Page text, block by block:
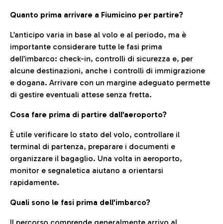
Quanto prima arrivare a Fiumicino per partire?
L’anticipo varia in base al volo e al periodo, ma è
importante considerare tutte le fasi prima
dell’imbarco: check-in, controlli di sicurezza e, per
alcune destinazioni, anche i controlli di immigrazione
e dogana. Arrivare con un margine adeguato permette
di gestire eventuali attese senza fretta.
Cosa fare prima di partire dall’aeroporto?
È utile verificare lo stato del volo, controllare il
terminal di partenza, preparare i documenti e
organizzare il bagaglio. Una volta in aeroporto,
monitor e segnaletica aiutano a orientarsi
rapidamente.
Quali sono le fasi prima dell’imbarco?